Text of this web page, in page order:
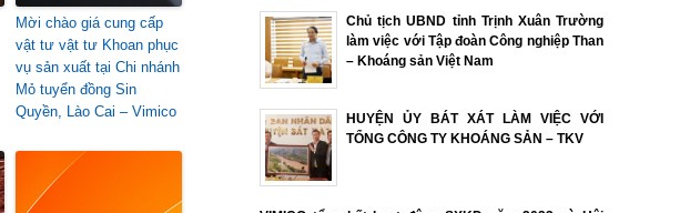
Mời chào giá cung cấp
vật tư vật tư Khoan phục
vụ sản xuất tại Chi nhánh
Mỏ tuyển đồng Sin
Quyền, Lào Cai – Vimico
Chủ tịch UBND tỉnh Trịnh Xuân Trường
làm việc với Tập đoàn Công nghiệp Than
– Khoáng sản Việt Nam
HUYỆN ỦY BÁT XÁT LÀM VIỆC VỚI
TỔNG CÔNG TY KHOÁNG SẢN – TKV